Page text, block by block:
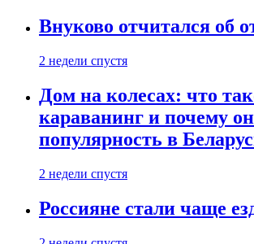
Внуково отчитался об
2 недели спустя
Дом на колесах: что
караванинг и почему
популярность в
2 недели спустя
Россияне стали чаще